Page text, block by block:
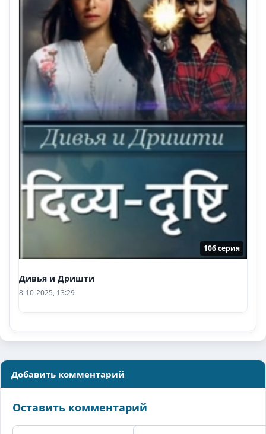
106 серия
Дивья и Дришти
8-10-2025, 13:29
Добавить комментарий
Оставить комментарий